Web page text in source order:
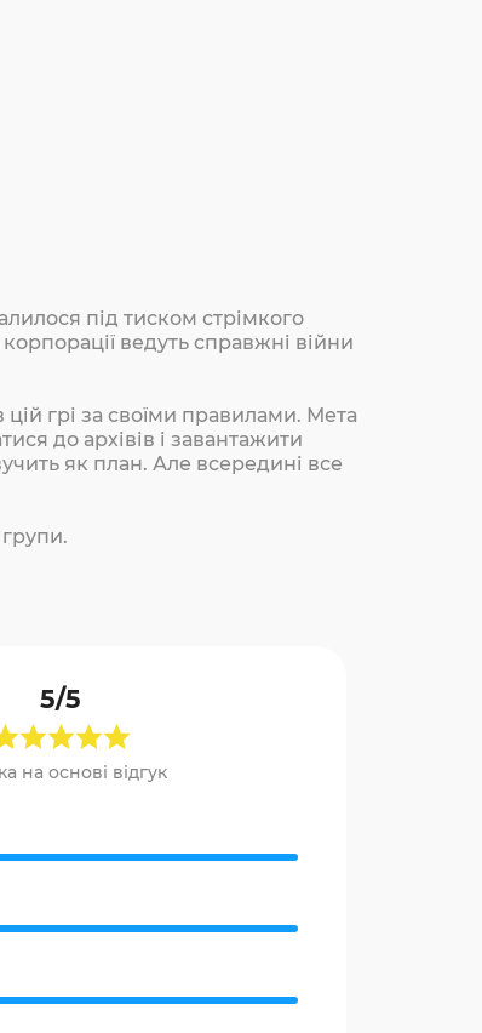
під тиском стрімкого
ведуть справжні війни
грі за своїми правилами. Мета
до архівів і завантажити
як план. Але всередині все
5/5
на основі відгук